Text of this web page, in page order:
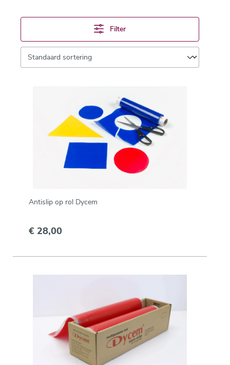
Filter
Antislip op rol Dycem
€ 28,00